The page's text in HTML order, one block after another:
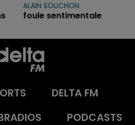
ALAIN SOUCHON
foule sentimentale
DELTA FM
PODCASTS